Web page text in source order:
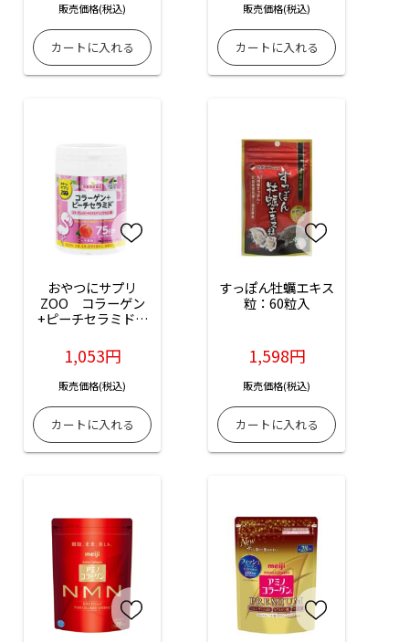
販売価格(税込) 販売価格(税込)
おやつにサプリ
ZOO　コラーゲン
+ピーチセラミド：
1,053円
販売価格(税込)
すっぽん牡蠣エキス
粒：60粒入
1,598円
販売価格(税込)